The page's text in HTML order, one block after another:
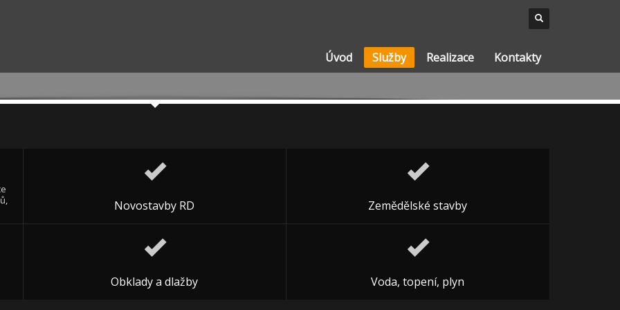
Úvod Služby Realizace Kontakty
Novostavby RD Zemědělské stavby
Obklady a dlažby Voda, topení, plyn